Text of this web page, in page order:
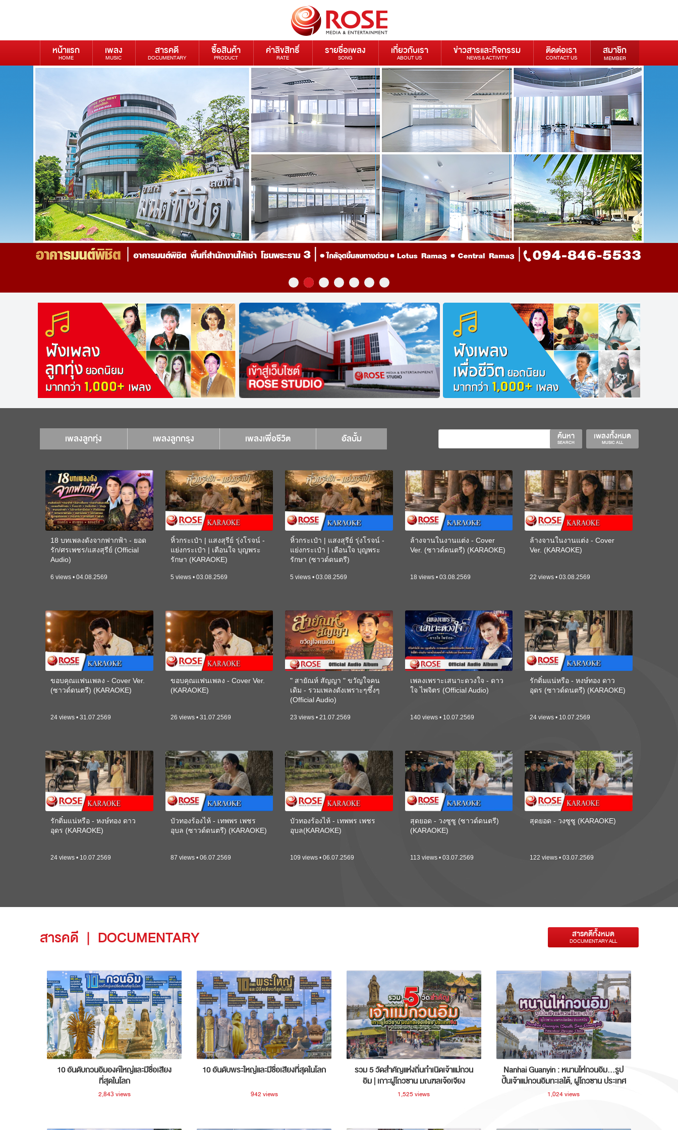
หน้าแรก
HOME
เพลง
MUSIC
สารคดี
DOCUMENTARY
ซื้อสินค้า
PRODUCT
ค่าลิขสิทธิ์
RATE
รายชื่อเพลง
SONG
เกี่ยวกับเรา
ABOUT US
ข่าวสารและกิจกรรม
NEWS & ACTIVITY
ติดต่อเรา
CONTACT US
สมาชิก
MEMBER
เพลงลูกทุ่ง เพลงลูกกรุง เพลงเพื่อชีวิต อัลบั้ม เพลงทั้งหมด
MUSIC ALL
ค้นหา
SEARCH
18 บทเพลงดังจากฟากฟ้า - ยอด
รัก/ศรเพชร/แสงสุรีย์ (Official
Audio)
6 views • 04.08.2569
หิ้วกระเป๋า | แสงสุรีย์ รุ่งโรจน์ -
แย่งกระเป๋า | เตือนใจ บุญพระ
รักษา (KARAOKE)
5 views • 03.08.2569
หิ้วกระเป๋า | แสงสุรีย์ รุ่งโรจน์ -
แย่งกระเป๋า | เตือนใจ บุญพระ
รักษา (ซาวด์ดนตรี)
5 views • 03.08.2569
ล้างจานในงานแต่ง - Cover
Ver. (ซาวด์ดนตรี) (KARAOKE)
18 views • 03.08.2569
ล้างจานในงานแต่ง - Cover
Ver. (KARAOKE)
22 views • 03.08.2569
ขอบคุณแฟนเพลง - Cover Ver.
(ซาวด์ดนตรี) (KARAOKE)
24 views • 31.07.2569
ขอบคุณแฟนเพลง - Cover Ver.
(KARAOKE)
26 views • 31.07.2569
" สายัณห์ สัญญา " ขวัญใจคน
เดิม - รวมเพลงดังเพราะๆซึ้งๆ
(Official Audio)
23 views • 21.07.2569
เพลงเพราะเสนาะดวงใจ - ดาว
ใจ ไพจิตร (Official Audio)
140 views • 10.07.2569
รักติ๋มแน่หรือ - หงษ์ทอง ดาว
อุดร (ซาวด์ดนตรี) (KARAOKE)
24 views • 10.07.2569
รักติ๋มแน่หรือ - หงษ์ทอง ดาว
อุดร (KARAOKE)
24 views • 10.07.2569
บัวทองร้องไห้ - เทพพร เพชร
อุบล (ซาวด์ดนตรี) (KARAOKE)
87 views • 06.07.2569
บัวทองร้องไห้ - เทพพร เพชร
อุบล(KARAOKE)
109 views • 06.07.2569
สุดยอด - วงซูซู (ซาวด์ดนตรี)
(KARAOKE)
113 views • 03.07.2569
สุดยอด - วงซูซู (KARAOKE)
122 views • 03.07.2569
สารคดี | DOCUMENTARY สารคดีทั้งหมด
DOCUMENTARY ALL
10 อันดับกวนอิมองค์ใหญ่และมีชื่อเสียง
ที่สุดในโลก
2,843 views
10 อันดับพระใหญ่และมีชื่อเสียงที่สุดในโลก
942 views
รวม 5 วัดสำคัญแห่งถิ่นกำเนิดเจ้าแม่กวน
อิม | เกาะผู่โถวซาน มณฑลเจ้อเจียง
ประเทศจีน
1,525 views
Nanhai Guanyin : หนานไห่กวนอิม...รูป
ปั้นเจ้าแม่กวนอิมทะเลใต้, ผู่โถวซาน ประเทศ
จีน
1,024 views